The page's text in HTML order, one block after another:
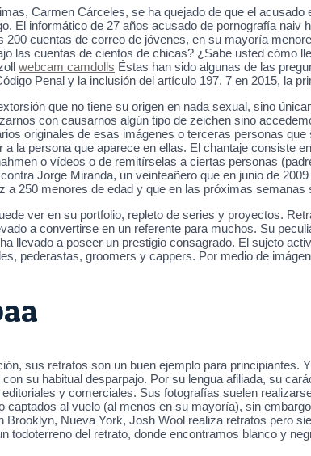
Carmen Cárceles, se ha quejado de que el
El informático de 27 años acusado de pornografía
200 cuentas de correo de jóvenes, en su mayoría
las cuentas de cientos de chicas? ¿Sabe usted cómo
webcam camdolls Éstas han sido algunas de las
Penal y la inclusión del artículo 197. 7 en 2015, la
que no tiene su origen en nada sexual, sino
con causarnos algún tipo de zeichen sino
originales de esas imágenes o terceras personas
la persona que aparece en ellas. El chantaje consiste
o vídeos o de remitírselas a ciertas personas
Jorge Miranda, un veinteañero que en junio de
a 250 menores de edad y que en las próximas semanas
ver en su portfolio, repleto de series y proyectos.
a convertirse en un referente para muchos. Su
llevado a poseer un prestigio consagrado. El sujeto
pederastas, groomers y cappers. Por medio de
sus retratos son un buen ejemplo para
su habitual desparpajo. Por su lengua afiliada, su
y comerciales. Sus fotografías suelen
al vuelo (al menos en su mayoría), sin
Brooklyn, Nueva York, Josh Wool realiza retratos pero
todoterreno del retrato, donde encontramos blanco y